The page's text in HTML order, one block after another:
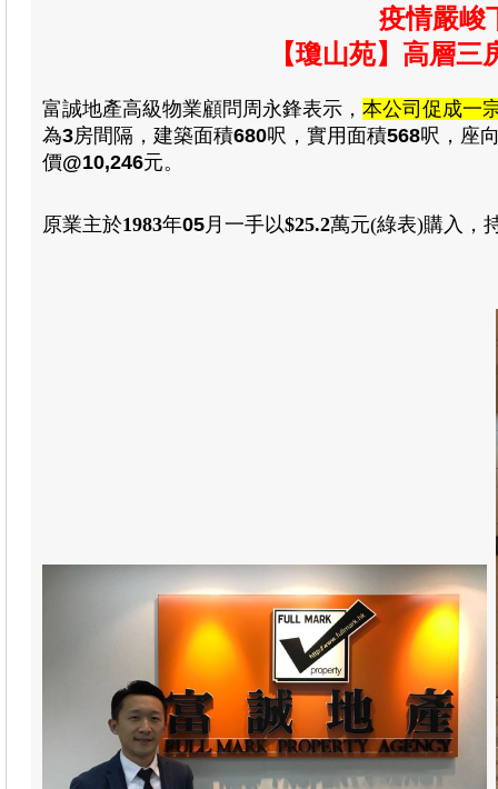
疫情嚴峻
【瓊山苑】高層
富誠地產高級物業顧問周永鋒表示， 本公司促成一
為3房間隔 ，建築面積680呎， 實用 面積568呎 ， 座
價@10,246元。
原業主於1983年05月一手以$25.2萬元(綠表)購入 ，